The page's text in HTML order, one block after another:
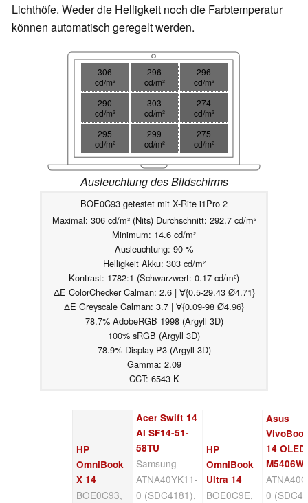
Lichthöfe. Weder die Helligkeit noch die Farbtemperatur
können automatisch geregelt werden.
306
cd/m²
296
cd/m²
296
cd/m²
290
cd/m²
303
cd/m²
274
cd/m²
295
cd/m²
299
cd/m²
275
cd/m²
Ausleuchtung des Bildschirms
BOE0C93 getestet mit X-Rite i1Pro 2
Maximal: 306 cd/m² (Nits) Durchschnitt: 292.7 cd/m²
Minimum: 14.6 cd/m²
Ausleuchtung: 90 %
Helligkeit Akku: 303 cd/m²
Kontrast: 1782:1 (Schwarzwert: 0.17 cd/m²)
ΔE ColorChecker Calman: 2.6 | ∀{0.5-29.43 Ø4.71}
ΔE Greyscale Calman: 3.7 | ∀{0.09-98 Ø4.96}
78.7% AdobeRGB 1998 (Argyll 3D)
100% sRGB (Argyll 3D)
78.9% Display P3 (Argyll 3D)
Gamma: 2.09
CCT: 6543 K
HP
OmniBook
X 14
BOE0C93,
Acer Swift 14
AI SF14-51-
58TU
Samsung
ATNA40YK11-
0 (SDC4181),
HP
OmniBook
Ultra 14
BOE0C9E,
Asus
14 OLED
0